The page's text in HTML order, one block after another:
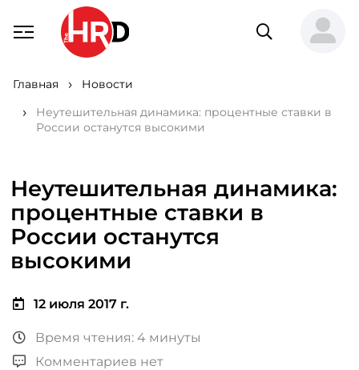
Главная
Новости
Неутешительная динамика: процентные ставки в
России останутся высокими
Неутешительная динамика:
процентные ставки в
России останутся
высокими
12 июля 2017 г.
Время чтения: 4 минуты
Комментариев нет